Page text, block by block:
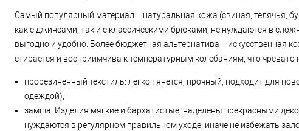
Самый популярный материал – натуральная кожа (свиная, телячья,
как с джинсами, так и с классическими брюками, не нуждаются в
выгодно и удобно. Более бюджетная альтернатива – искусственная
стирается и восприимчива к температурным колебаниям, что
прорезиненный текстиль: легко тянется, прочный, подходит для
одеждой);
замша. Изделия мягкие и бархатистые, наделены прекрасными
нуждаются в регулярном правильном уходе, иначе не избежать